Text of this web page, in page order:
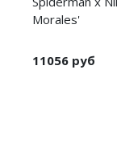
Morales'
11056 руб